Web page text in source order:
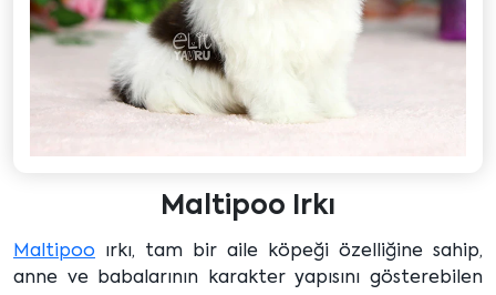
Maltipoo Irkı
Maltipoo ırkı, tam bir aile köpeği özelliğine sahip,
anne ve babalarının karakter yapısını gösterebilen